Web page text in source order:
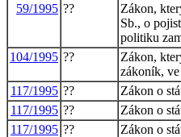
59/1995 ??
Zákon,
Sb., o
politiku
104/1995 ??
Zákon,
zákoník,
117/1995 ??
Zákon o
117/1995 ??
Zákon o
117/1995 ??
Zákon o